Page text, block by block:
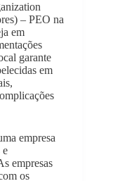
– PEO na
em
garante
em
empresa
e
empresas
os